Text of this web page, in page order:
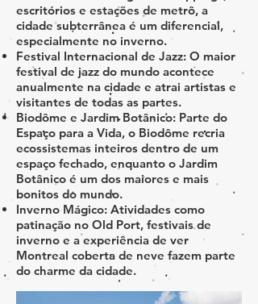
escritórios e estações de metrô, a
cidade subterrânea é um diferencial,
especialmente no inverno.
Festival Internacional de Jazz: O maior
festival de jazz do mundo acontece
anualmente na cidade e atrai artistas e
visitantes de todas as partes.
Biodôme e Jardim Botânico: Parte do
Espaço para a Vida, o Biodôme recria
ecossistemas inteiros dentro de um
espaço fechado, enquanto o Jardim
Botânico é um dos maiores e mais
bonitos do mundo.
Inverno Mágico: Atividades como
patinação no Old Port, festivais de
inverno e a experiência de ver
Montreal coberta de neve fazem parte
do charme da cidade.